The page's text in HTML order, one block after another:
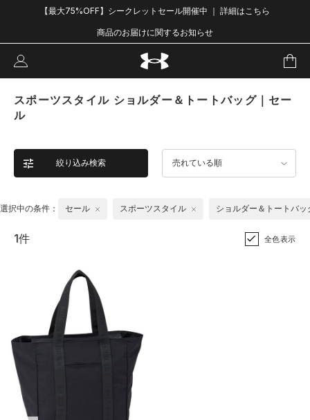
【最大75%OFF】シークレットセール開催中 ｜ 詳細はこちら
商品のお届けに関するお知らせ
スポーツスタイル ショルダー＆トートバッグ｜セー
ル
絞り込み検索 売れている順
選択中の条件： セール スポーツスタイル ショルダー＆トートバッ
1件 全色表示